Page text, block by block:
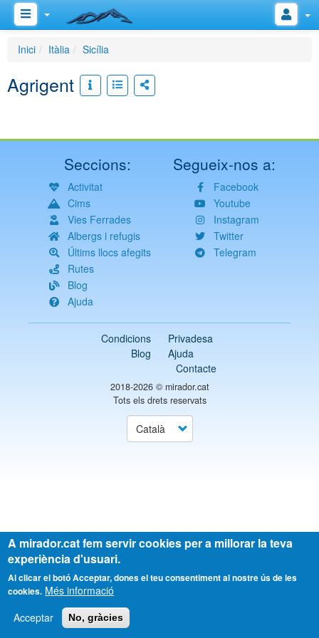
Inici Itàlia Sicília
Agrigent
Seccions:
Activitat
Cims
Vies Ferrades
Albergs i refugis
Últims llocs afegits
Rutes
Blog
Ajuda
Segueix-nos a:
Facebook
Youtube
Instagram
Twitter
Telegram
Condicions
Privadesa
Blog
Ajuda
Contacte
2018-2026 © mirador.cat
Tots els drets reservats
Select
your
A mirador.cat fem servir cookies per a millorar la teva
experiència d'usuari.
Al clicar el botó Acceptar, dones el teu consentiment al nostre ús de les
cookies. Més informació
Acceptar
No, gràcies